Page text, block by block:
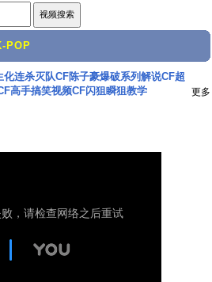
POP
化连杀灭队CF陈子豪爆破系列解说CF超
高手搞笑视频CF闪狙瞬狙教学
更多